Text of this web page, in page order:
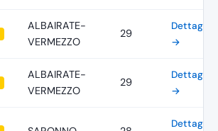
ALBAIRATE-
VERMEZZO
29
Dettagli
→
ALBAIRATE-
VERMEZZO
29
Dettagli
→
Dettagli